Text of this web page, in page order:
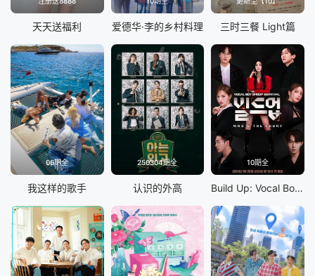
天天送福利 爱德华·李的乡村料理 三时三餐 Light篇
06期全
我这样的歌手
250304期全
认识的外高
10期全
Build Up: Vocal Boy Group Survivor